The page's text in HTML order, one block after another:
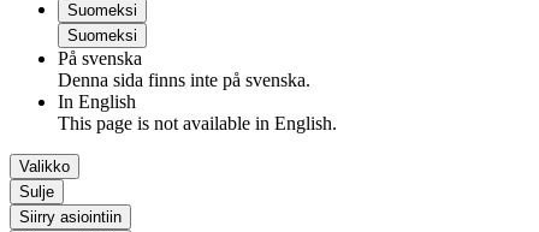
Suomeksi
Suomeksi
På svenska
Denna sida finns inte på svenska.
In English
This page is not available in English.
Valikko
Sulje
Siirry asiointiin